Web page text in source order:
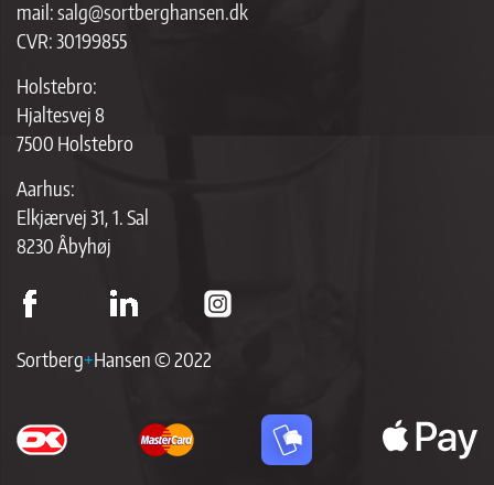
mail:salg@sortberghansen.dk
CVR: 30199855
Holstebro:
Hjaltesvej 8
7500 Holstebro
Aarhus:
Elkjærvej 31, 1. Sal
8230 Åbyhøj
Sortberg+Hansen © 2022